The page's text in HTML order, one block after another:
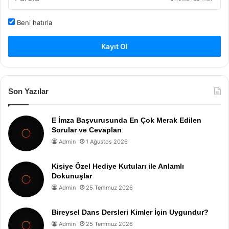
Beni hatırla
Kayıt Ol
Son Yazılar
E İmza Başvurusunda En Çok Merak Edilen
Sorular ve Cevapları
Admin 1 Ağustos 2026
Kişiye Özel Hediye Kutuları ile Anlamlı
Dokunuşlar
Admin 25 Temmuz 2026
Bireysel Dans Dersleri Kimler İçin Uygundur?
Admin 25 Temmuz 2026